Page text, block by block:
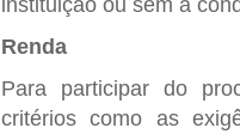
Renda
Para participar do
critérios como as